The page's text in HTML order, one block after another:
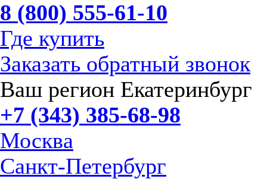
8 (800) 555-61-10
Где купить
Заказать обратный звонок
Ваш регион Екатеринбург
+7 (343) 385-68-98
Москва
Санкт-Петербург